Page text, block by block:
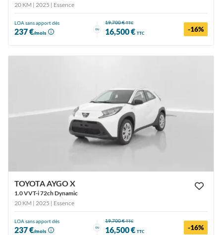
20 KM | 2025 | Essence
LOA sans apport dès
237 €/mois
ou
19,700 €TTC
16,500 € TTC -16%
TOYOTA AYGO X
1.0 VVT-i 72ch Dynamic
20 KM | 2025 | Essence
LOA sans apport dès
237 €/mois
ou
19,700 €TTC
16,500 € TTC -16%